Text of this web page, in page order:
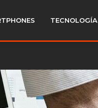
TECNOLOGÍA